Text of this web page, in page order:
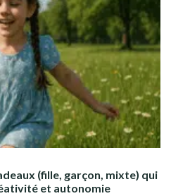
(fille, garçon, mixte) qui
et autonomie